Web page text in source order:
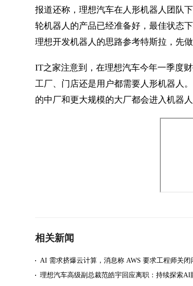
报道还称，理想汽车在人形机器人团队
轮机器人的产品已经准备好，最佳状态
理想开发机器人的思路参考特斯拉，先
IT之家注意到，在理想汽车今年一季度财
工厂、门店还是用户都需要人形机器人
的中厂和更大规模的大厂都会进入机器
相关新闻